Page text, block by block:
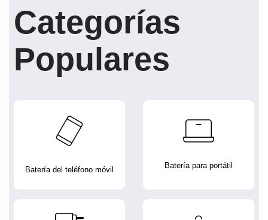
Categorías
Populares
Batería del teléfono móvil Batería para portátil